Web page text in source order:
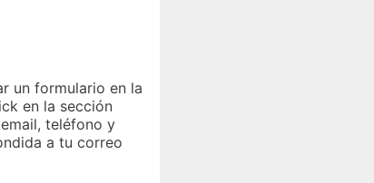
un formulario en la
en la sección
teléfono y
a tu correo